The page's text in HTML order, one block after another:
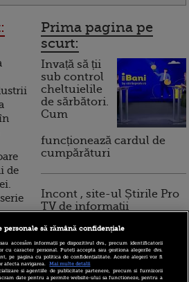
de
Prima pagina pe
scurt:
Invață să ții
sub control
cheltuielile
de sărbători.
Cum
funcționează cardul de
cumpărături
Incont , site-ul Știrile Pro
TV de informații
financiară, a devenit iBani
10 reguli pentru decizii
personale să rămână confidențiale
accesăm informații pe dispozitivul dvs., precum identificatorii
cu caracter personal. Puteți accepta sau gestiona alegerile dvs.
pe pagina cu politica de confidențialitate. Aceste alegeri vor fi
afecta navigarea.
Mai multe detalii
si agentiile de publicitate partenere, precum si furnizorii
date pentru a permite website-ului sa functioneze, pentru a